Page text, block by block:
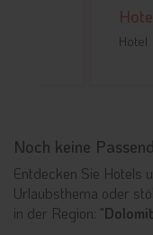
Hotel
Noch keine
Entdecken Sie Hotels
Urlaubsthema oder
in der Region: "